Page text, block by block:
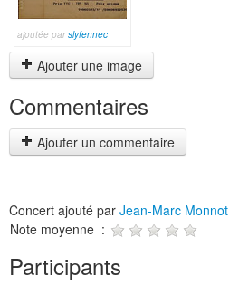
ajoutée parslyfennec
Ajouter une image
Commentaires
Ajouter un commentaire
Concert ajouté par Jean-Marc Monnot
Note moyenne :
Participants